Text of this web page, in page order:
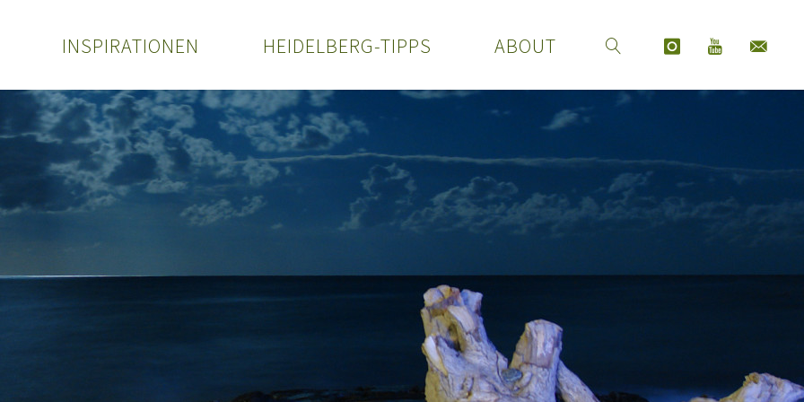
INSPIRATIONEN HEIDELBERG-TIPPS ABOUT